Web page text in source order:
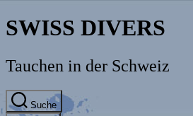
Direkt
zum
wechseln
SWISS DIVERS
Tauchen in der Schweiz
Suche